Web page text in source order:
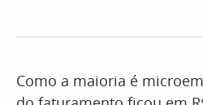
Como a maioria é